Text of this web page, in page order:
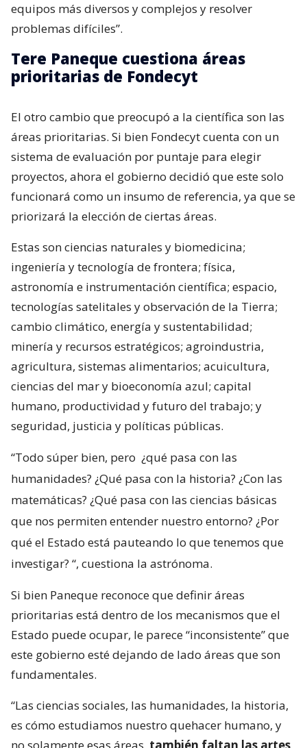
equipos más diversos y complejos y resolver
problemas difíciles”.
Tere Paneque cuestiona áreas
prioritarias de Fondecyt
El otro cambio que preocupó a la científica son las
áreas prioritarias. Si bien Fondecyt cuenta con un
sistema de evaluación por puntaje para elegir
proyectos, ahora el gobierno decidió que este solo
funcionará como un insumo de referencia, ya que se
priorizará la elección de ciertas áreas.
Estas son ciencias naturales y biomedicina;
ingeniería y tecnología de frontera; física,
astronomía e instrumentación científica; espacio,
tecnologías satelitales y observación de la Tierra;
cambio climático, energía y sustentabilidad;
minería y recursos estratégicos; agroindustria,
agricultura, sistemas alimentarios; acuicultura,
ciencias del mar y bioeconomía azul; capital
humano, productividad y futuro del trabajo; y
seguridad, justicia y políticas públicas.
“Todo súper bien, pero ¿qué pasa con las
humanidades? ¿Qué pasa con la historia? ¿Con las
matemáticas? ¿Qué pasa con las ciencias básicas
que nos permiten entender nuestro entorno? ¿Por
qué el Estado está pauteando lo que tenemos que
investigar? “, cuestiona la astrónoma.
Si bien Paneque reconoce que definir áreas
prioritarias está dentro de los mecanismos que el
Estado puede ocupar, le parece “inconsistente” que
este gobierno esté dejando de lado áreas que son
fundamentales.
“Las ciencias sociales, las humanidades, la historia,
es cómo estudiamos nuestro quehacer humano, y